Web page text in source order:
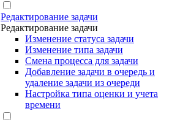
Редактирование задачи
Редактирование задачи
Изменение статуса задачи
Изменение типа задачи
Смена процесса для задачи
Добавление задачи в очередь и
удаление задачи из очереди
Настройка типа оценки и учета
времени